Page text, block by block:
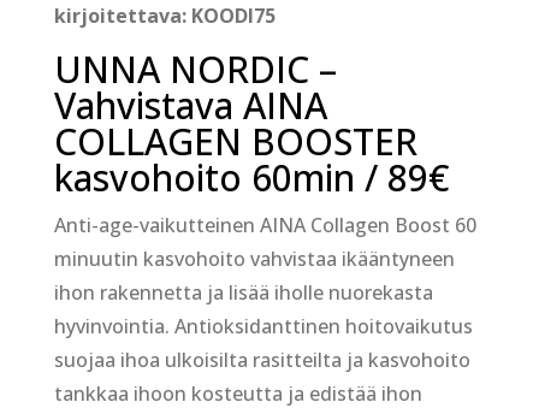
kirjoitettava: KOODI75
UNNA NORDIC –
Vahvistava AINA
COLLAGEN BOOSTER
kasvohoito 60min / 89€
Anti-age-vaikutteinen AINA Collagen Boost 60
minuutin kasvohoito vahvistaa ikääntyneen
ihon rakennetta ja lisää iholle nuorekasta
hyvinvointia. Antioksidanttinen hoitovaikutus
suojaa ihoa ulkoisilta rasitteilta ja kasvohoito
tankkaa ihoon kosteutta ja edistää ihon